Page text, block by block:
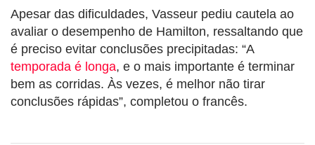
Apesar das dificuldades, Vasseur pediu cautela ao
avaliar o desempenho de Hamilton, ressaltando que
é preciso evitar conclusões precipitadas: “A
temporada é longa, e o mais importante é terminar
bem as corridas. Às vezes, é melhor não tirar
conclusões rápidas”, completou o francês.